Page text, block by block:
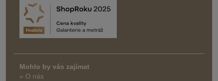
Mohlo by vás zajímat
» O nás